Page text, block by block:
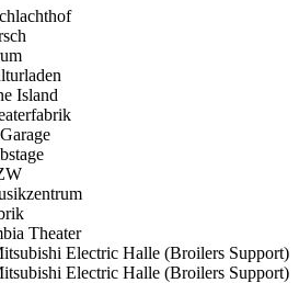
Island
Theater
Electric Halle (Broilers Support)
Electric Halle (Broilers Support)